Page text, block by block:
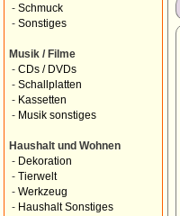
- Schmuck
- Sonstiges
Musik / Filme
- CDs / DVDs
- Schallplatten
- Kassetten
- Musik sonstiges
Haushalt und Wohnen
- Dekoration
- Tierwelt
- Werkzeug
- Haushalt Sonstiges